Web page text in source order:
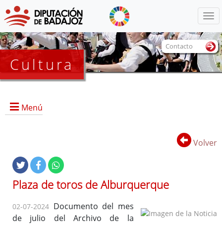
Cultura
Menú
Portada
y servicios.
Historia del Archivo
Volver
Plaza de toros de Alburquerque
02-07-2024 Documento del mes
de julio del Archivo de la
Contacto